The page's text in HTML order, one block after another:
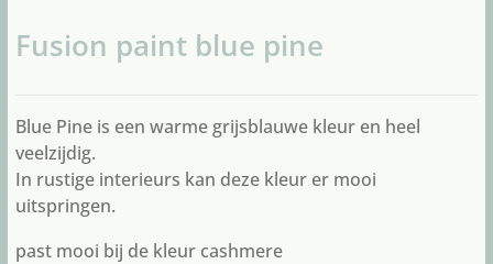
Fusion paint blue pine
Blue Pine is een warme grijsblauwe kleur en heel
veelzijdig.
In rustige interieurs kan deze kleur er mooi
uitspringen.
past mooi bij de kleur cashmere